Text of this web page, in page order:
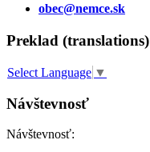
obec@nemce.sk
Preklad (translations)
Select Language ▼
Návštevnosť
Návštevnosť: